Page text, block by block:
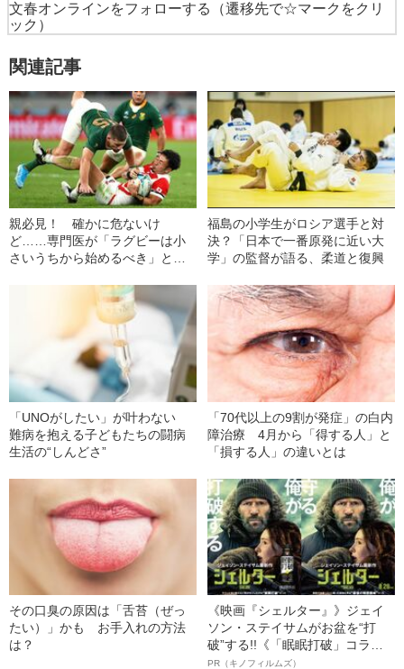
文春オンラインをフォローする
（遷移先で☆マークをクリ
ック）
関連記事
親必見！ 確かに危ないけ
ど……専門医が「ラグビーは小
さいうちから始めるべき」と推
福島の小学生がロシア選手と対
決？「日本で一番原発に近い大
学」の監督が語る、柔道と復興
「UNOがしたい」が叶わない
難病を抱える子どもたちの闘病
生活の“しんどさ”
「70代以上の9割が発症」の白内
障治療 4月から「得する人」と
「損する人」の違いとは
その口臭の原因は「舌苔（ぜっ
たい）」かも お手入れの方法
は？
《映画『シェルター』》ジェイ
ソン・ステイサムがお盆を“打
破”する!!《「眠眠打破」コラ
ボ》
PR（キノフィルムズ）